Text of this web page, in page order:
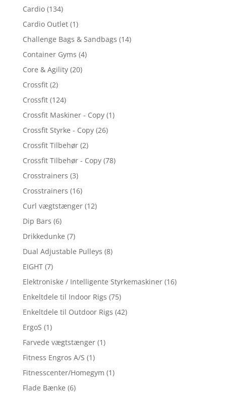
Cardio (134)
Cardio Outlet (1)
Challenge Bags & Sandbags (14)
Container Gyms (4)
Core & Agility (20)
Crossfit (2)
Crossfit (124)
Crossfit Maskiner - Copy (1)
Crossfit Styrke - Copy (26)
Crossfit Tilbehør (2)
Crossfit Tilbehør - Copy (78)
Crosstrainers (3)
Crosstrainers (16)
Curl vægtstænger (12)
Dip Bars (6)
Drikkedunke (7)
Dual Adjustable Pulleys (8)
EIGHT (7)
Elektroniske / Intelligente Styrkemaskiner (16)
Enkeltdele til Indoor Rigs (75)
Enkeltdele til Outdoor Rigs (42)
ErgoS (1)
Farvede vægtstænger (1)
Fitness Engros A/S (1)
Fitnesscenter/Homegym (1)
Flade Bænke (6)